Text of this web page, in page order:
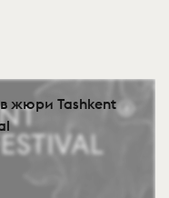
жюри Tashkent